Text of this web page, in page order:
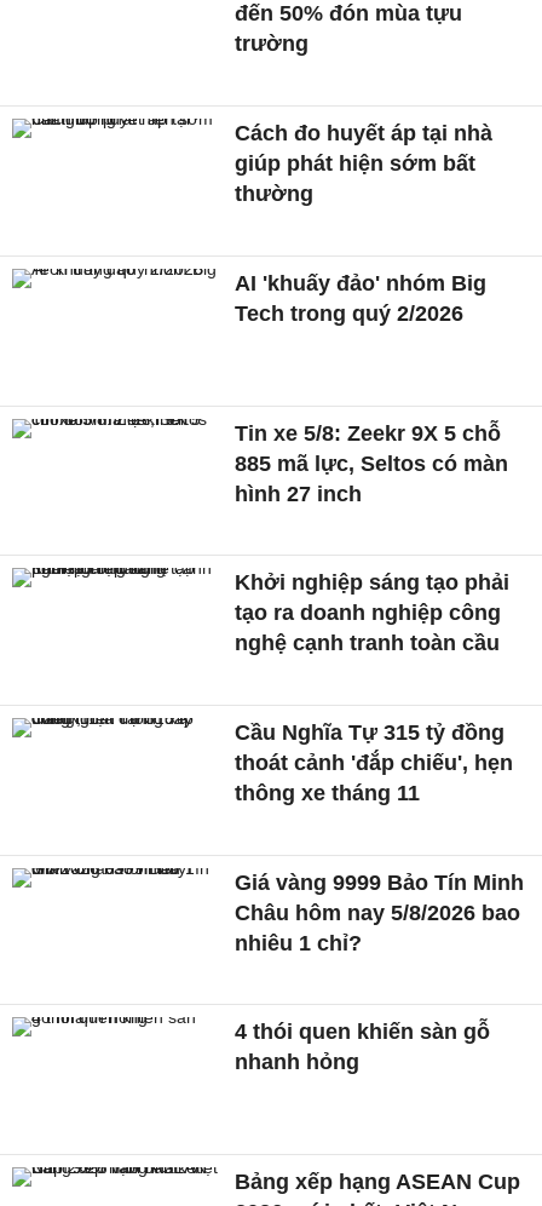
đến 50% đón mùa tựu
trường
Cách đo huyết áp tại nhà
giúp phát hiện sớm bất
thường
AI 'khuấy đảo' nhóm Big
Tech trong quý 2/2026
Tin xe 5/8: Zeekr 9X 5 chỗ
885 mã lực, Seltos có màn
hình 27 inch
Khởi nghiệp sáng tạo phải
tạo ra doanh nghiệp công
nghệ cạnh tranh toàn cầu
Cầu Nghĩa Tự 315 tỷ đồng
thoát cảnh 'đắp chiếu', hẹn
thông xe tháng 11
Giá vàng 9999 Bảo Tín Minh
Châu hôm nay 5/8/2026 bao
nhiêu 1 chỉ?
4 thói quen khiến sàn gỗ
nhanh hỏng
Bảng xếp hạng ASEAN Cup